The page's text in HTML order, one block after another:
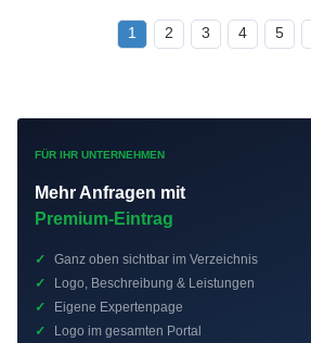
1 2 3 4 5
FÜR IHR UNTERNEHMEN
Mehr Anfragen mit
Premium-Eintrag
✓
Ganz oben sichtbar im Verzeichnis
✓
Logo, Beschreibung & Leistungen
✓
Eigene Expertenpage
✓
Logo im gesamten Portal